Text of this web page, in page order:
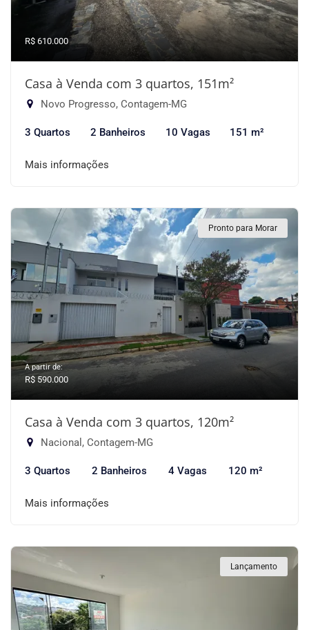
R$ 610.000
Casa à Venda com 3 quartos, 151m²
Novo Progresso, Contagem-MG
3 Quartos 2 Banheiros 10 Vagas 151 m²
Mais informações
Pronto para Morar
A partir de:
R$ 590.000
Casa à Venda com 3 quartos, 120m²
Nacional, Contagem-MG
3 Quartos 2 Banheiros 4 Vagas 120 m²
Mais informações
Lançamento